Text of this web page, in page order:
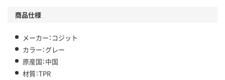
商品仕様
メーカー：コジット
カラー：グレー
原産国：中国
材質：TPR